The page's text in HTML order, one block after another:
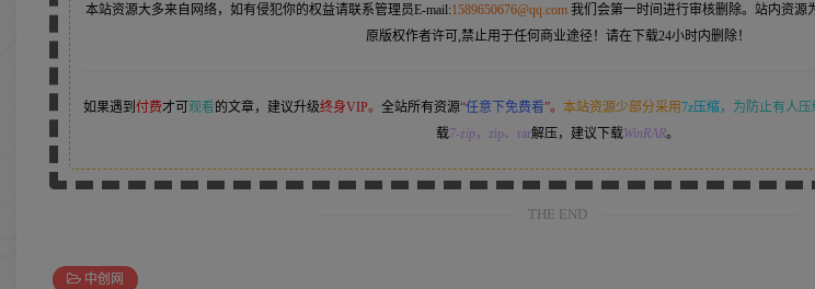
本站资源大多来自网络，如有侵犯你的权益请联系管理员E-mail:1589650676@qq.com 我们会第一时间进行审核删除。站内资源
原版权作者许可,禁止用于任何商业途径！请在下载24小时内删除！
如果遇到 付费才可观看的文章，建议升级终身VIP。 全站所有资源“任意下免费看”。 本站资源少部分采用7z压缩， 为防止有人
载7-zip，zip、rar解压，建议下载WinRAR。
THE END
中创网